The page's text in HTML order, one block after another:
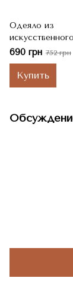
Одеяло из
искусственного
лебединого
"Silver Swan"
зимнее, Белый,
140x105 см
690 грн 752 грн
Купить